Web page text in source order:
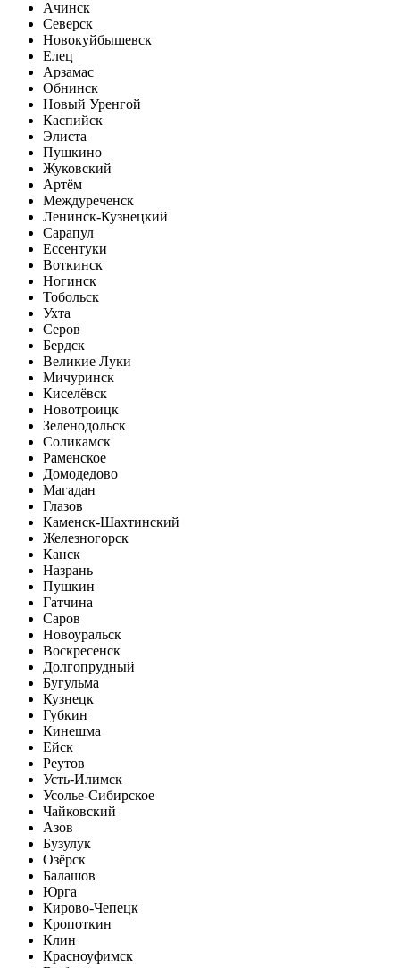
Ачинск
Северск
Новокуйбышевск
Елец
Арзамас
Обнинск
Новый Уренгой
Каспийск
Элиста
Пушкино
Жуковский
Артём
Междуреченск
Ленинск-Кузнецкий
Сарапул
Ессентуки
Воткинск
Ногинск
Тобольск
Ухта
Серов
Бердск
Великие Луки
Мичуринск
Киселёвск
Новотроицк
Зеленодольск
Соликамск
Раменское
Домодедово
Магадан
Глазов
Каменск-Шахтинский
Железногорск
Канск
Назрань
Пушкин
Гатчина
Саров
Новоуральск
Воскресенск
Долгопрудный
Бугульма
Кузнецк
Губкин
Кинешма
Ейск
Реутов
Усть-Илимск
Усолье-Сибирское
Чайковский
Азов
Бузулук
Озёрск
Балашов
Юрга
Кирово-Чепецк
Кропоткин
Клин
Красноуфимск